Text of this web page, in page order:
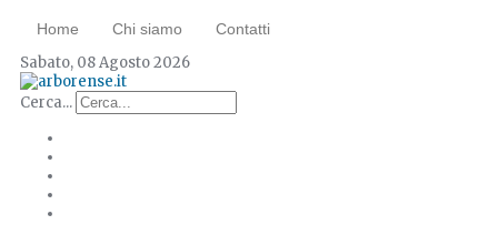
Home Chi siamo Contatti
Sabato, 08 Agosto 2026
Cerca...